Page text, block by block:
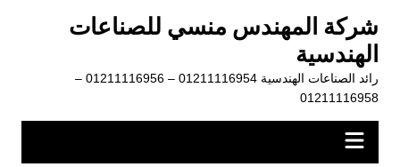
المحتوى
شركة المهندس منسي للصناعات
الهندسية
رائد الصناعات الهندسية 01211116954 – 01211116956 –
01211116958